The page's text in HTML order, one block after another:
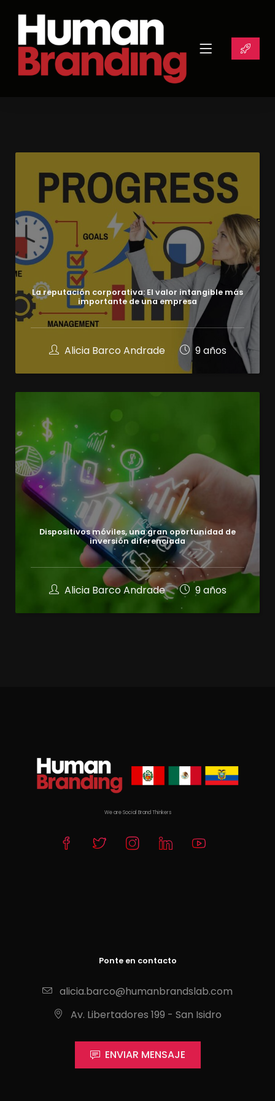
La reputación corporativa: El valor intangible más
importante de una empresa
Alicia Barco Andrade 9 años
Dispositivos móviles, una gran oportunidad de
inversión diferenciada
Alicia Barco Andrade 9 años
We are Social Brand Thinkers
Ponte en contacto
alicia.barco@humanbrandslab.com
Av. Libertadores 199 - San Isidro
ENVIAR MENSAJE